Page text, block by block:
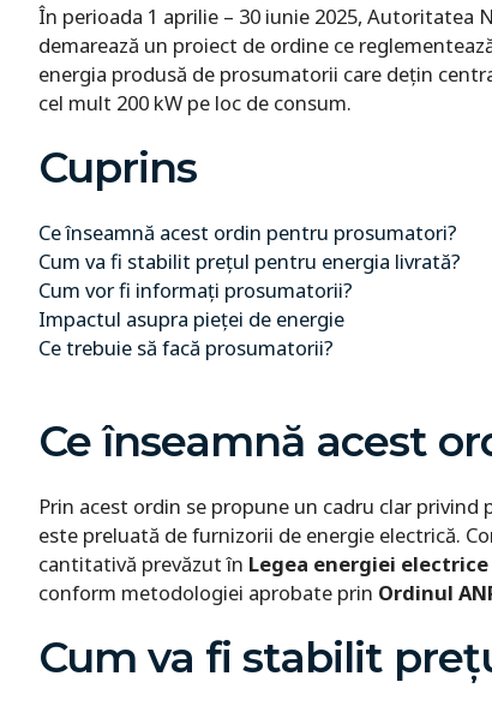
În perioada 1 aprilie – 30 iunie 2025, Autoritatea
demarează un proiect de ordine ce
energia produsă de prosumatorii care dețin
cel mult 200 kW pe loc de consum.
Cuprins
Ce înseamnă acest ordin pentru prosumatori?
Cum va fi stabilit prețul pentru energia livrată?
Cum vor fi informați prosumatorii?
Impactul asupra pieței de energie
Ce trebuie să facă prosumatorii?
Ce înseamnă acest
Prin acest ordin se propune un cadru clar
este preluată de furnizorii de energie electrică.
cantitativă prevăzut în Legea energiei electrice
conform metodologiei aprobate prin Ordinul
Cum va fi stabilit